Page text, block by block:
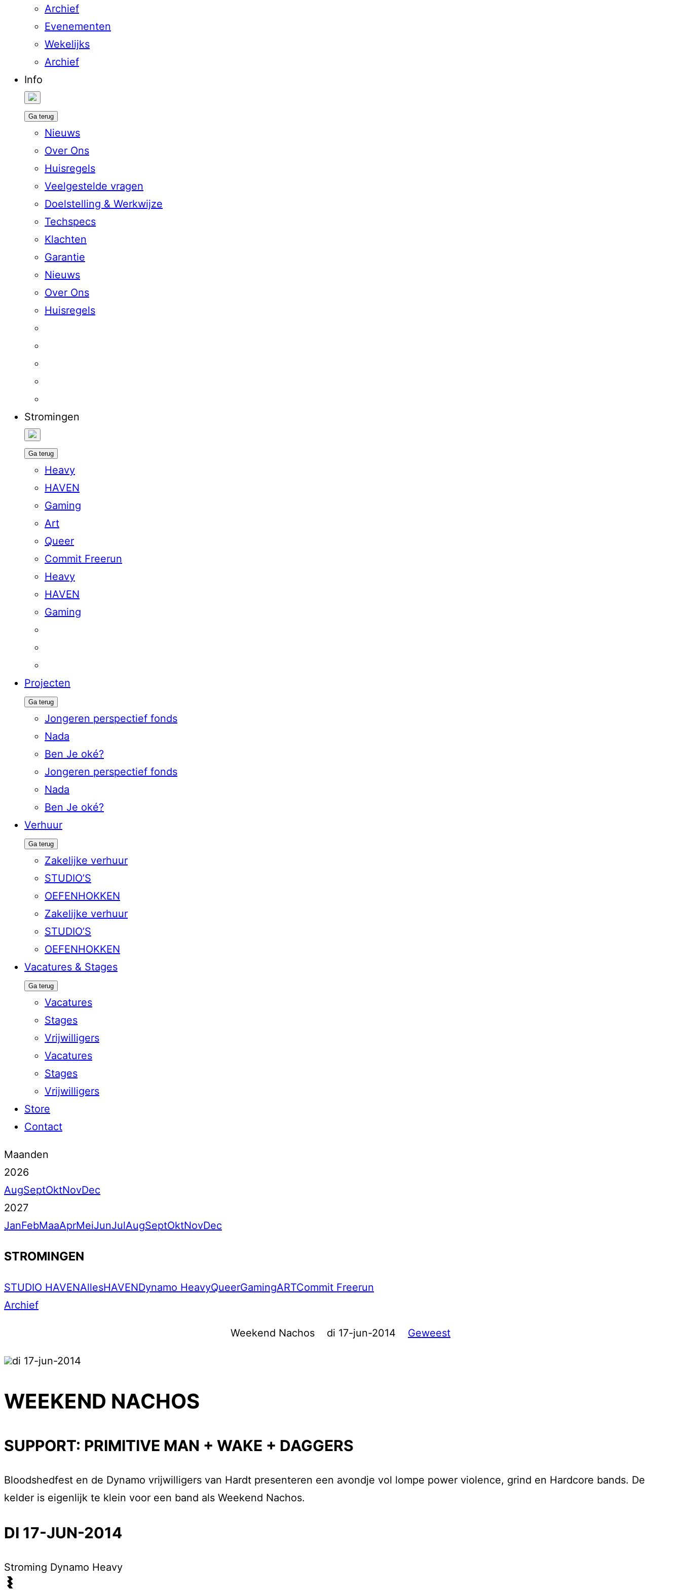
Archief
Evenementen
Wekelijks
Archief
Info
Ga terug
Nieuws
Over Ons
Huisregels
Veelgestelde vragen
Doelstelling & Werkwijze
Techspecs
Klachten
Garantie
Nieuws
Over Ons
Huisregels
Stromingen
Ga terug
Heavy
HAVEN
Gaming
Art
Queer
Commit Freerun
Heavy
HAVEN
Gaming
Projecten
Ga terug
Jongeren perspectief fonds
Nada
Ben Je oké?
Jongeren perspectief fonds
Nada
Ben Je oké?
Verhuur
Ga terug
Zakelijke verhuur
STUDIO’S
OEFENHOKKEN
Zakelijke verhuur
STUDIO’S
OEFENHOKKEN
Vacatures & Stages
Ga terug
Vacatures
Stages
Vrijwilligers
Vacatures
Stages
Vrijwilligers
Store
Contact
Maanden
2026
AugSeptOktNovDec
2027
JanFebMaaAprMeiJunJulAugSeptOktNovDec
STROMINGEN
STUDIO HAVENAllesHAVENDynamo HeavyQueerGamingARTCommit Freerun
Archief
Weekend Nachos di 17-jun-2014 Geweest
di 17-jun-2014
WEEKEND NACHOS
SUPPORT: PRIMITIVE MAN + WAKE + DAGGERS
Bloodshedfest en de Dynamo vrijwilligers van Hardt presenteren een avondje vol lompe power violence, grind en Hardcore bands. De
kelder is eigenlijk te klein voor een band als Weekend Nachos.
DI 17-JUN-2014
Stroming Dynamo Heavy